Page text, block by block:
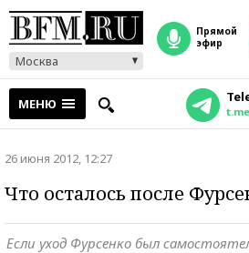
Москва
прямой
эфир
МЕНЮ
26 июня 2012, 12:27
Что осталось после
Если уход Фурсенко был